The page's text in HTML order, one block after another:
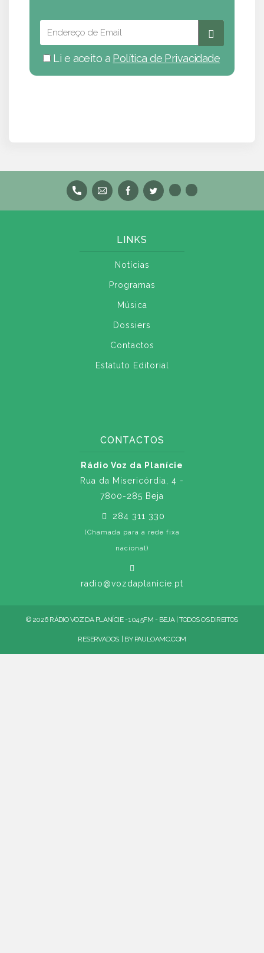
Li e aceito a Política de Privacidade
LINKS
Notícias
Programas
Música
Dossiers
Contactos
Estatuto Editorial
CONTACTOS
Rádio Voz da Planície
Rua da Misericórdia, 4 -
7800-285 Beja
284 311 330
(Chamada para a rede fixa
nacional)
radio@vozdaplanicie.pt
© 2026 RÁDIO VOZ DA PLANÍCIE - 104.5FM - BEJA | TODOS OS DIREITOS
RESERVADOS. | BY PAULOAMC.COM